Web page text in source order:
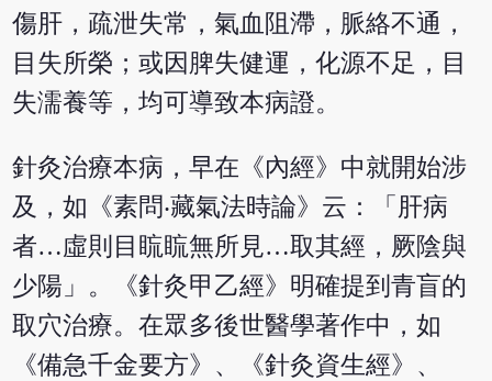
傷肝，疏泄失常，氣血阻滯，脈絡不通，
目失所榮；或因脾失健運，化源不足，目
失濡養等，均可導致本病證。
針灸治療本病，早在《內經》中就開始涉
及，如《素問‧藏氣法時論》云：「肝病
者…虛則目䀮䀮無所見…取其經，厥陰與
少陽」。《針灸甲乙經》明確提到青盲的
取穴治療。在眾多後世醫學著作中，如
《備急千金要方》、《針灸資生經》、